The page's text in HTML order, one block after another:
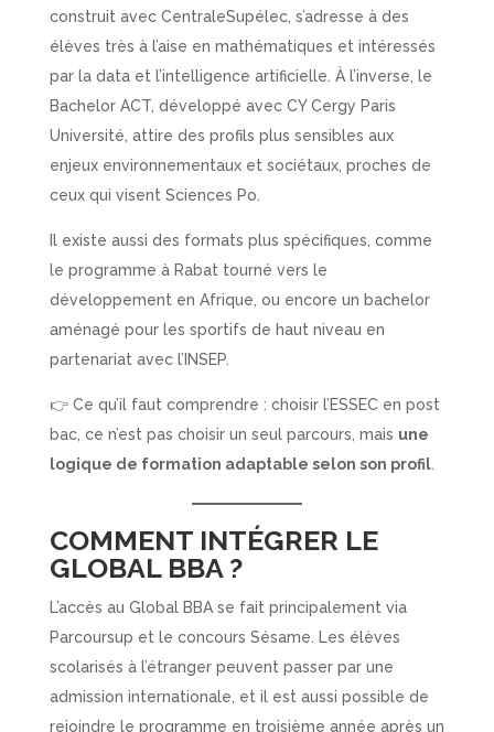
construit avec CentraleSupélec, s’adresse à des
élèves très à l’aise en mathématiques et intéressés
par la data et l’intelligence artificielle. À l’inverse, le
Bachelor ACT, développé avec CY Cergy Paris
Université, attire des profils plus sensibles aux
enjeux environnementaux et sociétaux, proches de
ceux qui visent Sciences Po.
Il existe aussi des formats plus spécifiques, comme
le programme à Rabat tourné vers le
développement en Afrique, ou encore un bachelor
aménagé pour les sportifs de haut niveau en
partenariat avec l’INSEP.
👉 Ce qu’il faut comprendre : choisir l’ESSEC en post
bac, ce n’est pas choisir un seul parcours, mais une
logique de formation adaptable selon son profil.
COMMENT INTÉGRER LE
GLOBAL BBA ?
L’accès au Global BBA se fait principalement via
Parcoursup et le concours Sésame. Les élèves
scolarisés à l’étranger peuvent passer par une
admission internationale, et il est aussi possible de
rejoindre le programme en troisième année après un